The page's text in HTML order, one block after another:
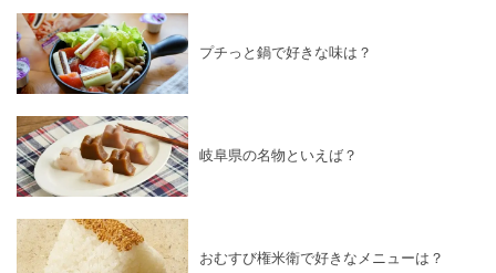
プチっと鍋で好きな味は？
岐阜県の名物といえば？
おむすび権米衛で好きなメニューは？